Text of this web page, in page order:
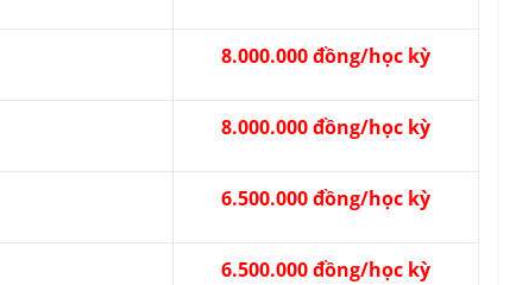
8.000.000 đồng/học kỳ
8.000.000 đồng/học kỳ
6.500.000 đồng/học kỳ
6.500.000 đồng/học kỳ